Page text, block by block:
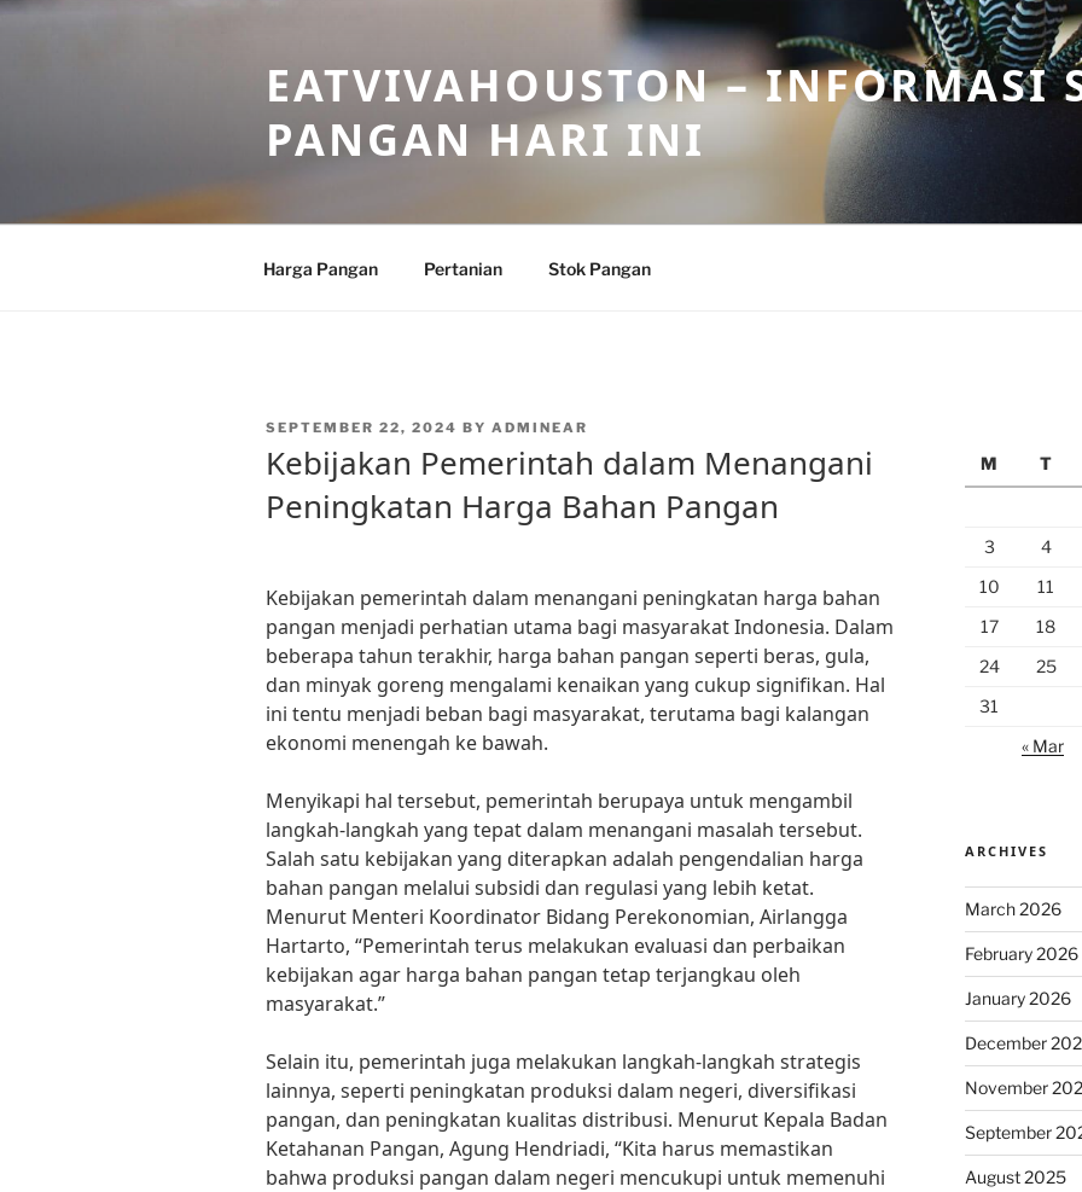
Skip
EATVIVAHOUSTON – INFORMASI
PANGAN HARI INI
Harga Pangan Pertanian Stok Pangan
POSTED
SEPTEMBER 22, 2024 BY ADMINEAR
Kebijakan Pemerintah dalam Menangani
Peningkatan Harga Bahan Pangan
Kebijakan pemerintah dalam menangani peningkatan harga bahan
pangan menjadi perhatian utama bagi masyarakat Indonesia. Dalam
beberapa tahun terakhir, harga bahan pangan seperti beras, gula,
dan minyak goreng mengalami kenaikan yang cukup signifikan. Hal
ini tentu menjadi beban bagi masyarakat, terutama bagi kalangan
ekonomi menengah ke bawah.
Menyikapi hal tersebut, pemerintah berupaya untuk mengambil
langkah-langkah yang tepat dalam menangani masalah tersebut.
Salah satu kebijakan yang diterapkan adalah pengendalian harga
bahan pangan melalui subsidi dan regulasi yang lebih ketat.
Menurut Menteri Koordinator Bidang Perekonomian, Airlangga
Hartarto, “Pemerintah terus melakukan evaluasi dan perbaikan
kebijakan agar harga bahan pangan tetap terjangkau oleh
masyarakat.”
Selain itu, pemerintah juga melakukan langkah-langkah strategis
lainnya, seperti peningkatan produksi dalam negeri, diversifikasi
pangan, dan peningkatan kualitas distribusi. Menurut Kepala Badan
Ketahanan Pangan, Agung Hendriadi, “Kita harus memastikan
bahwa produksi pangan dalam negeri mencukupi untuk memenuhi
M
T
3
4
10
11
17
18
24
25
31
« Mar
ARCHIVES
March 2026
February 2026
January 2026
December
November
September
August 2025